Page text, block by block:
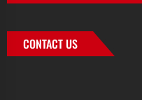
CONTACT US